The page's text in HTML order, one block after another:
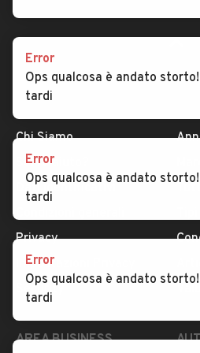
Chi Siamo
Serve aiuto?
Dati identificativi
Privacy
Impostazioni Privacy
Security
AREA BUSINESS
Error
Ops qualcosa è andato
tardi
Error
Ops qualcosa è andato
tardi
Error
Ops qualcosa è andato
tardi